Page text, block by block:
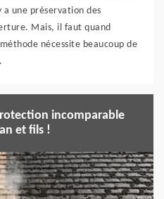
une préservation des
Mais, il faut quand
nécessite beaucoup de
incomparable
et fils !